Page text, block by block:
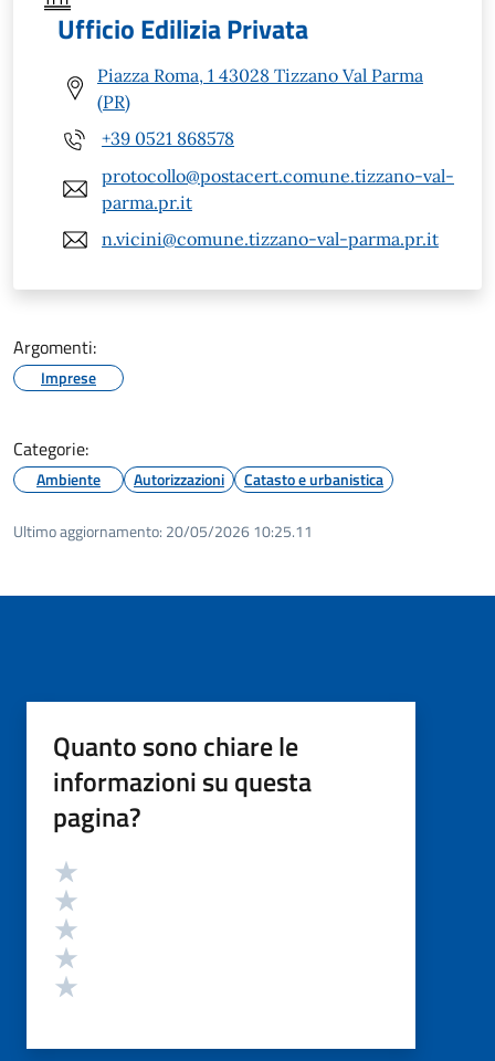
Ufficio Edilizia Privata
Piazza Roma, 1 43028 Tizzano Val Parma
(PR)
+39 0521 868578
protocollo@postacert.comune.tizzano-val-
parma.pr.it
n.vicini@comune.tizzano-val-parma.pr.it
Argomenti:
Imprese
Categorie:
Ambiente Autorizzazioni Catasto e urbanistica
Ultimo aggiornamento: 20/05/2026 10:25.11
Quanto sono chiare le
informazioni su questa
pagina?
Valutazione